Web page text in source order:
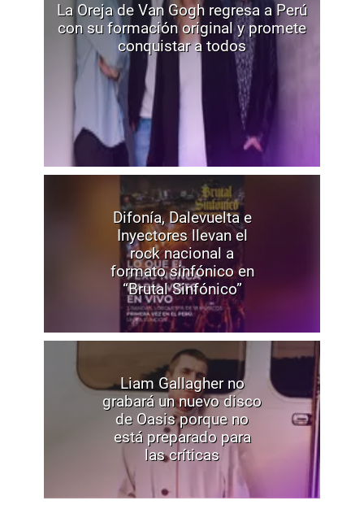
La Oreja de Van Gogh regresa a Perú
con su formación original y promete
conquistar a todos
Difonía, Dalevuelta e
Inyectores llevan el
rock nacional a
formato sinfónico en
“Brutal Sinfónico”
Liam Gallagher no
grabará un nuevo disco
de Oasis porque no
está preparado para
las críticas